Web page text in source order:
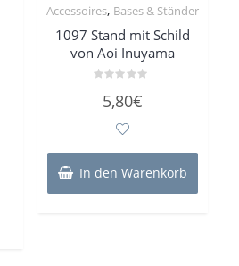
Accessoires, Bases & Ständer
1097 Stand mit Schild
von Aoi Inuyama
mit5,80€
In den Warenkorb